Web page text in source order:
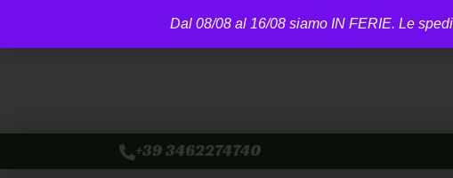
Dal 08/08 al 16/08 siamo IN FERIE. Le
+39 3462274740